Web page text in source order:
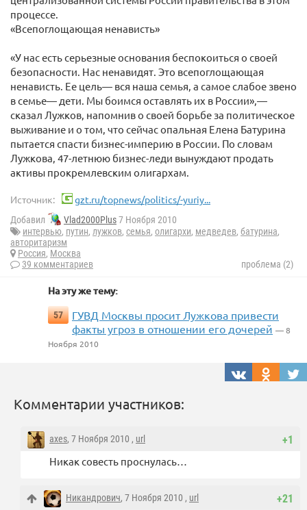
процессе.
«Всепоглощающая ненависть»
«У нас есть серьезные основания беспокоиться о своей
безопасности. Нас ненавидят. Это всепоглощающая
ненависть. Ее цель— вся наша семья, а самое слабое звено
в семье— дети. Мы боимся оставлять их в России»,—
сказал Лужков, напомнив о своей борьбе за политическое
выживание и о том, что сейчас опальная Елена Батурина
пытается спасти бизнес-империю в России. По словам
Лужкова, 47-летнюю бизнес-леди вынуждают продать
активы прокремлевским олигархам.
Источник: gzt.ru/topnews/politics/-yuriy...
Добавил Vlad2000Plus7 Ноября 2010
интервью, путин, лужков, семья, олигархи, медведев, батурина,
авторитаризм
Россия, Москва
39 комментариев
проблема (2)
На эту же тему:
57
ГУВД Москвы просит Лужкова привести
факты угроз в отношении его дочерей — 8
Ноября 2010
Комментарии участников:
+1
axes, 7 Ноября 2010 , url
Никак совесть проснулась…
+21
Никандрович, 7 Ноября 2010 , url